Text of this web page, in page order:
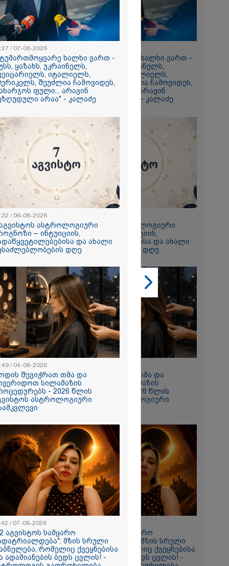
არ
ცოტნესთვის
სახლში
ცხოვრობს
ერთი
არ არის
- ანა
მიგვაჩნია,
გასვენება
მოხდეს, ეს
ისეთი
უნდა
შფოთვა
- დედა
წადი და
თუ
-
კადრები
"სტუმართმოყვარე ხალხი ვართ -
რუსს, ყაზახს, უკრაინელს,
შვეიცარიელს, იტალიელს,
ამერიკელს, შეუძლია ჩამოვიდეს,
დახარჯოს ფული... არავინ
შეზღუდული არაა" - კალაძე
7 აგვისტოს ასტროლოგიური
პროგნოზი – ინტუიციის,
გადაწყვეტილებებისა და ახალი
შესაძლებლობების დღე
როდის შევიჭრათ თმა და
მოვერიდოთ სილამაზის
პროცედურებს - 2026 წლის
აგვისტოს ასტროლოგიური
"12 აგვისტოს სამყარო
გადატრიალდება": მზის სრული
დაბნელება, რომელიც ქვეყნებისა
და ადამიანების ბედს ცვლის! -
/ 07-08-2026
ხალხი ვართ -
ყაზახს, უკრაინელს,
იტალიელს,
შეუძლია ჩამოვიდეს,
ფული... არავინ
არაა" - კალაძე
/ 06-08-2026
ასტროლოგიური
– ინტუიციის,
და ახალი
დღე
/ 04-08-2026
შევიჭრათ თმა და
სილამაზის
- 2026 წლის
ასტროლოგიური
/ 07-08-2026
აგვისტოს სამყარო
მზის სრული
რომელიც ქვეყნებისა
ადამიანების ბედს ცვლის! -